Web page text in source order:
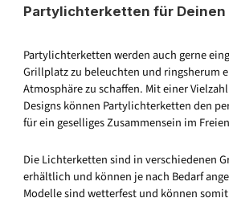
Partylichterketten für Deinen
Partylichterketten werden auch gerne
Grillplatz zu beleuchten und ringsherum
Atmosphäre zu schaffen. Mit einer
Designs können Partylichterketten den
für ein geselliges Zusammensein im
Die Lichterketten sind in verschiedenen
erhältlich und können je nach Bedarf
Modelle sind wetterfest und können